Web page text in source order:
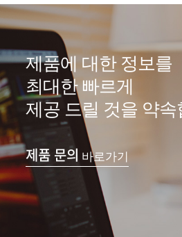
제품에 대한 정보를
최대한 빠르게
제공 드릴 것을 약속
제품 문의 바로가기